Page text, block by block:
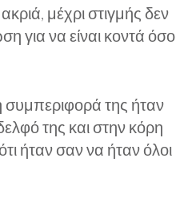
μέχρι στιγμής δεν
για να είναι κοντά όσο
της ήταν
της και στην κόρη
ήταν σαν να ήταν όλοι